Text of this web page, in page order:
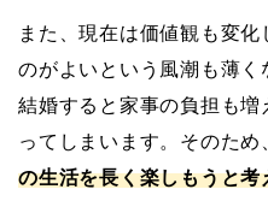
また、現在は価値観も変
のがよいという風潮も薄く
結婚すると家事の負担も
ってしまいます。そのため
の生活を長く楽しもうと